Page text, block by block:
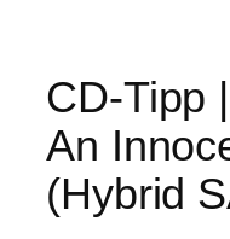
CD-Tipp
An
(Hybrid